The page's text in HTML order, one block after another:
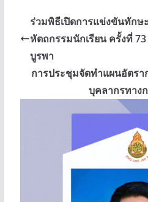
ร่วมพิธีเปิดการแข่งขันทักษ
หัตถกรรมนักเรียน ครั้งที่
บูรพา
การประชุมจัดทำแผนอัตร
บุคลากรทาง